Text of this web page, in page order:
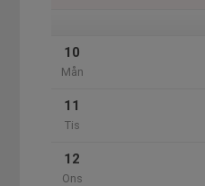
10
Mån
11
Tis
12
Ons